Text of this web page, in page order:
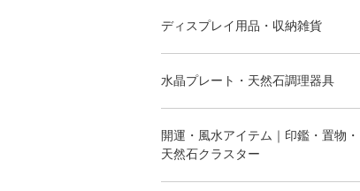
ディスプレイ用品・収納雑貨
水晶プレート・天然石調理器具
開運・風水アイテム｜印鑑・置物・
天然石クラスター